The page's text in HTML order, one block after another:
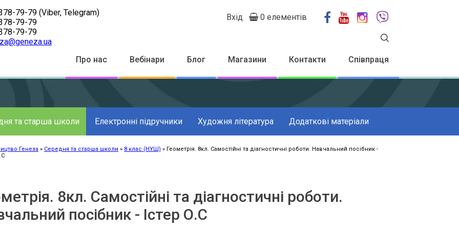
79-79 (Viber, Telegram)
79-79
79-79
menu
Вхід 0 елементів
Top
Menu
Про нас Вебінари Блог Магазини Контакти Співпраця
та старша школи Електронні підручники Художня література Додаткові матеріали
Генеза Середня та старша школи 8 клас (НУШ)
Геометрія. 8кл. Самостійні та діагностичні роботи. Навчальний посібник -
8кл. Самостійні та діагностичні роботи.
посібник - Істер О.С